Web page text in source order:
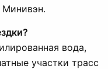
Минивэн.
вода,
участки трасс